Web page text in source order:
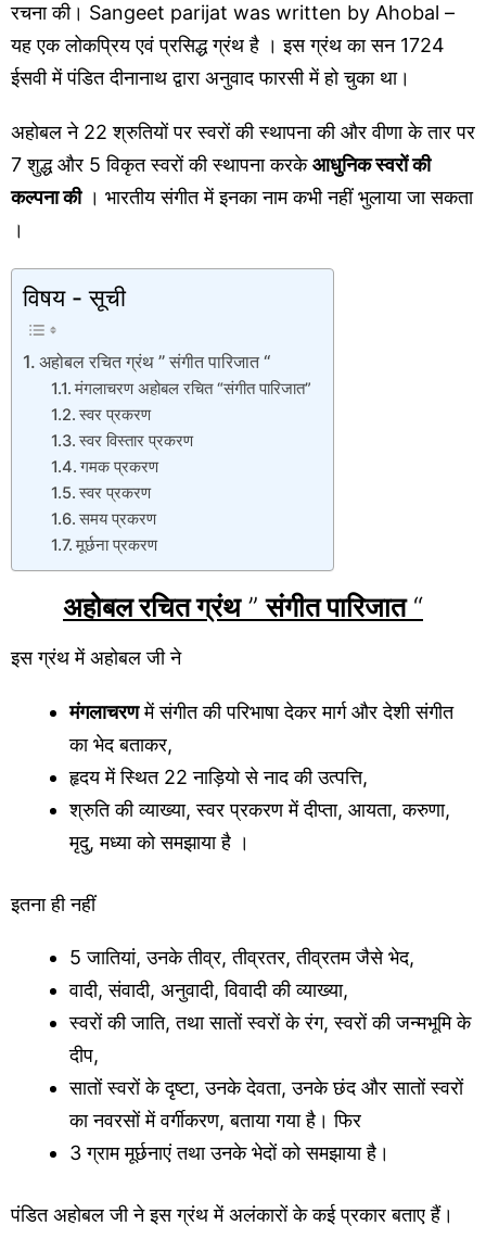
रचना की। Sangeet parijat was written by Ahobal –
यह एक लोकप्रिय एवं प्रसिद्ध ग्रंथ है । इस ग्रंथ का सन 1724
ईसवी में पंडित दीनानाथ द्वारा अनुवाद फारसी में हो चुका था।
अहोबलने 22 श्रुतियों पर स्वरों की स्थापना की और वीणा के तार पर
7 शुद्ध और 5 विकृत स्वरों की स्थापना करकेआधुनिक स्वरों की
कल्पना की। भारतीय संगीत में इनका नाम कभी नहीं भुलाया जा सकता
।
विषय - सूची
अहोबल रचित ग्रंथ ” संगीत पारिजात “
मंगलाचरण अहोबल रचित “संगीत पारिजात”
स्वर प्रकरण
स्वर विस्तार प्रकरण
गमक प्रकरण
स्वर प्रकरण
समय प्रकरण
मूर्छना प्रकरण
अहोबल रचितग्रंथ”संगीत पारिजात“
इस ग्रंथ में अहोबल जी ने
मंगलाचरणमें संगीत की परिभाषा देकर मार्ग और देशी संगीत
का भेद बताकर,
हृदय में स्थित 22 नाड़ियो से नाद की उत्पत्ति,
श्रुति की व्याख्या, स्वर प्रकरण में दीप्ता, आयता, करुणा,
मृदु, मध्या को समझाया है ।
इतना ही नहीं
5 जातियां, उनके तीव्र, तीव्रतर, तीव्रतम जैसे भेद,
वादी, संवादी, अनुवादी, विवादी की व्याख्या,
स्वरों की जाति, तथा सातों स्वरों के रंग, स्वरों की जन्मभूमि के
दीप,
सातों स्वरों के दृष्टा, उनके देवता, उनके छंद और सातों स्वरों
का नवरसों में वर्गीकरण, बताया गया है। फिर
3 ग्राम मूर्छनाएं तथा उनके भेदों को समझाया है।
पंडित अहोबल जी ने इस ग्रंथ में अलंकारों के कई प्रकार बताए हैं।